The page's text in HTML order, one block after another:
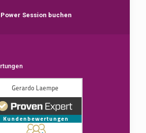
Power Session buchen